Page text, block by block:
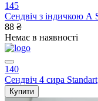
145
Сендвіч з індичкою А
88 ₴
Немає в наявності
140
Сендвіч 4 сира Standart
Купити